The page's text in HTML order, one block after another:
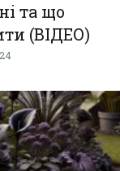
та що
(ВІДЕО)